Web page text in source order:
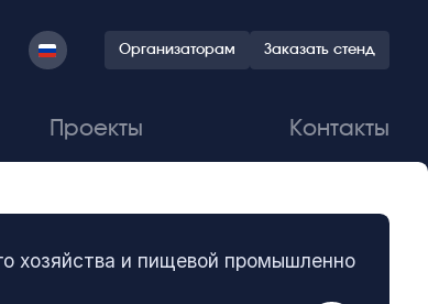
Организаторам Заказать стенд
Проекты Контакты
хозяйства и пищевой промышленности